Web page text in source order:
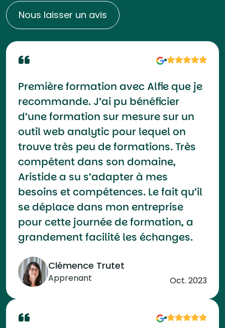
Nous laisser un avis
Première formation avec Alfie que je
recommande. J’ai pu bénéficier
d’une formation sur mesure sur un
outil web analytic pour lequel on
trouve très peu de formations. Très
compétent dans son domaine,
Aristide a su s’adapter à mes
besoins et compétences. Le fait qu’il
se déplace dans mon entreprise
pour cette journée de formation, a
grandement facilité les échanges.
Clémence Trutet
Apprenant Oct. 2023